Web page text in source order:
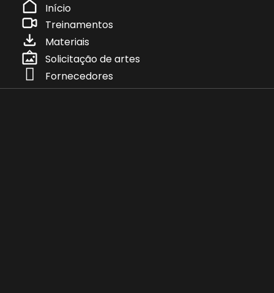
Início
Treinamentos
Materiais
Solicitação de artes
Fornecedores